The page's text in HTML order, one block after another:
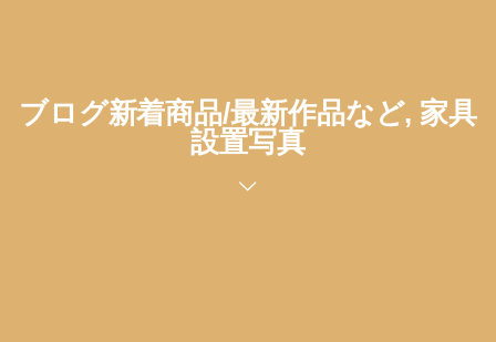
ブログ新着商品/最新作品など, 家具
設置写真